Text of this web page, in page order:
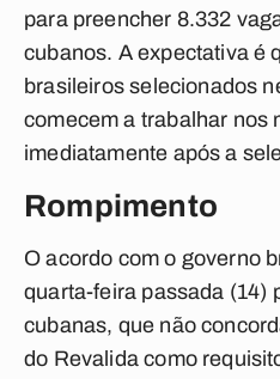
para preencher 8.332
cubanos. A expectativa é
brasileiros selecionados
comecem a trabalhar nos
imediatamente após a
Rompimento
O acordo com o governo
quarta-feira passada (14)
cubanas, que não
do Revalida como